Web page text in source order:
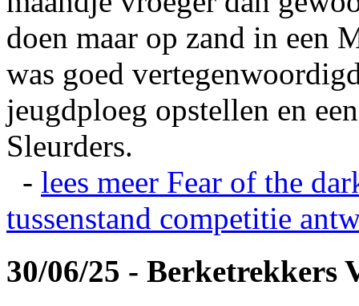
doen maar op zand in een
was goed
jeugdploeg opstellen en
Sleurders.
- lees meer Fear of the
tussenstand competitie
30/06/25 - Berketrekkers